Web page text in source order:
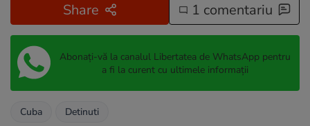
Share 1 comentariu
Abonați-vă la canalul Libertatea de WhatsApp pentru
a fi la curent cu ultimele informații
Cuba Detinuti